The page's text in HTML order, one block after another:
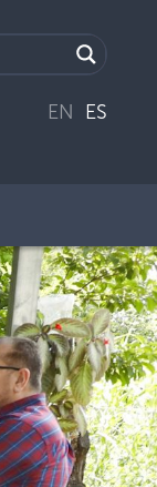
EN ES